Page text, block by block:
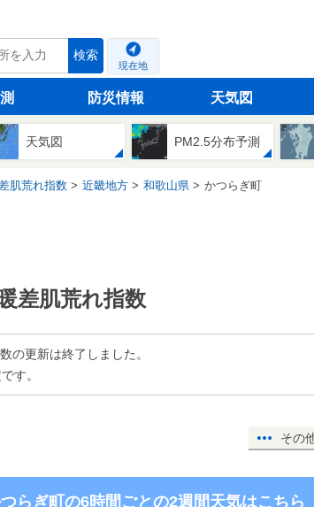
検索
現在地
防災情報 天気図
天気図 PM2.5分布予測
肌荒れ指数 近畿地方 和歌山県 かつらぎ町
差肌荒れ指数
の更新は終了しました。
す。
その
らぎ町の6時間ごとの2週間天気はこちら